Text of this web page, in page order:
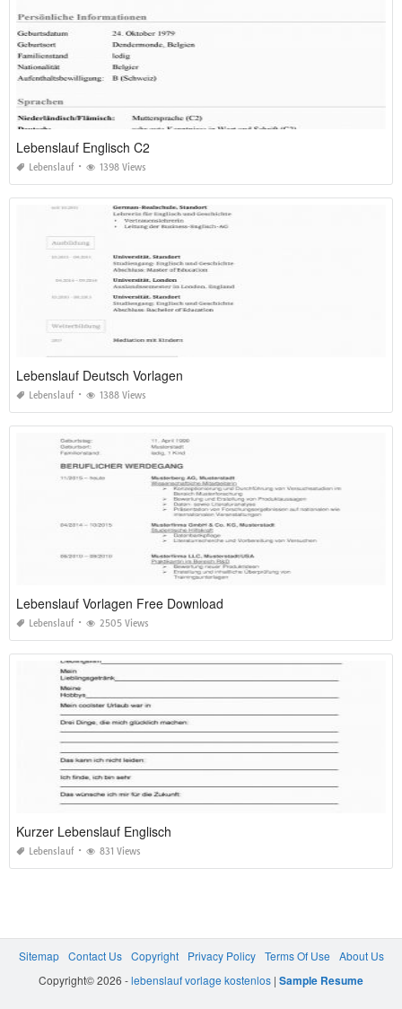
Lebenslauf Englisch C2
Lebenslauf 1398 Views
Lebenslauf Deutsch Vorlagen
Lebenslauf 1388 Views
Lebenslauf Vorlagen Free Download
Lebenslauf 2505 Views
Kurzer Lebenslauf Englisch
Lebenslauf 831 Views
Sitemap Contact Us Copyright Privacy Policy Terms Of Use
About Us
Copyright© 2026 -lebenslauf vorlage kostenlos | Sample Resume